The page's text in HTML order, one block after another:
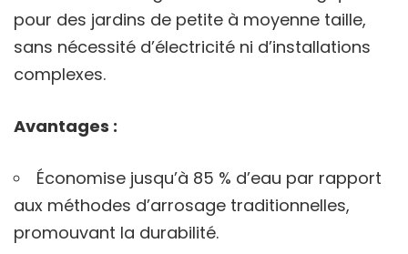
pour des jardins de petite à moyenne taille,
sans nécessité d’électricité ni d’installations
complexes.
Avantages :
Économise jusqu’à 85 % d’eau par rapport
aux méthodes d’arrosage traditionnelles,
promouvant la durabilité.